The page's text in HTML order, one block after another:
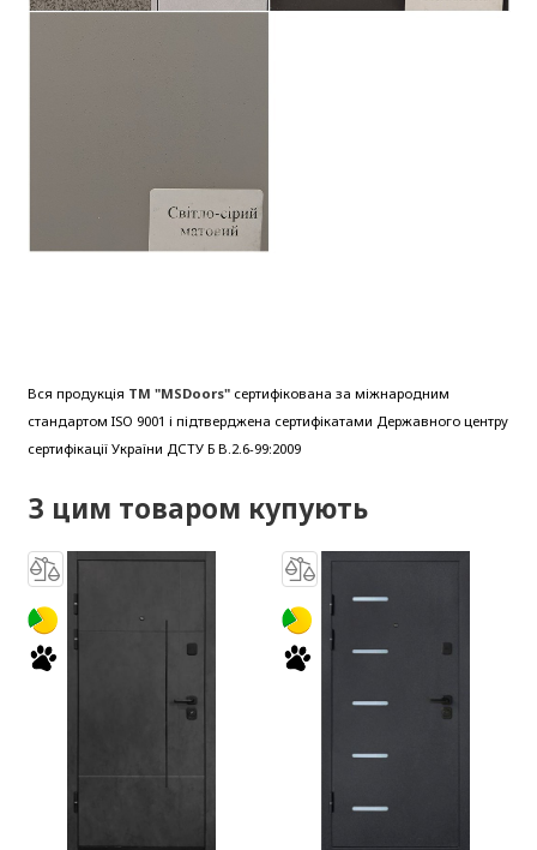
Вся продукція ТМ "MSDoors"сертифікована за міжнародним
стандартом ISO 9001 і підтверджена сертифікатами Державного центру
сертифікації України ДСТУ Б В.2.6-99:2009
З цим товаром купують